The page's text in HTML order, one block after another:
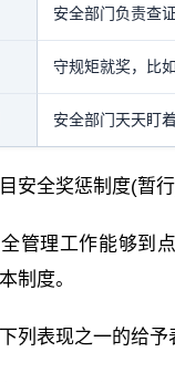
安全部门负责查
守规矩就奖，比
安全部门天天盯
安全奖惩制度(暂
管理工作能够到
制度。
列表现之一的给予